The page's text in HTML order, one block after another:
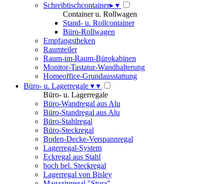
Schreibtischcontainer▸ ▾
Container u. Rollwagen
Stand- u. Rollcontainer
Büro-Rollwagen
Empfangstheken
Raumteiler
Raum-im-Raum-Bürokabinen
Monitor-Tastatur-Wandhalterung
Homeoffice-Grundausstattung
Büro- u. Lagerregale ▾ ▾
Büro- u. Lagerregale
Büro-Wandregal aus Alu
Büro-Standregal aus Alu
Büro-Stahlregal
Büro-Steckregal
Boden-Decke-Verspannregal
Lagerregal-System
Eckregal aus Stahl
hoch bel. Steckregal
Lagerregal von Bisley